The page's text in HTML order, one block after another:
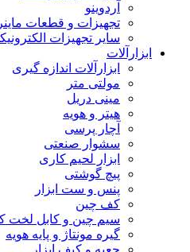
آردوینو
تجهیزات و قطعات ماینر
سایر تجهیزات
ابزارآلات
ابزارآلات اندازه گیری
مولتی متر
مینی دریل
هیتر و هویه
آچار پرسی
سشوار صنعتی
ابزار لحیم کاری
پیچ گوشتی
پنس و ست ابزار
کف چین
سیم چین و کابل لخت
گیره مونتاژ و پایه هویه
جعبه و کیف ابزار